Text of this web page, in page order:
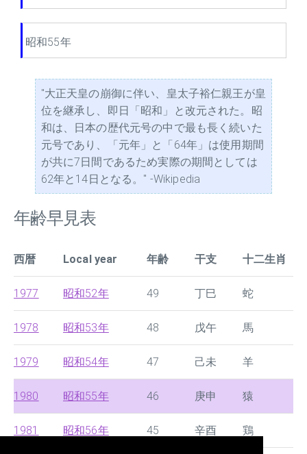
昭和55年
"大正天皇の崩御に伴い、皇太子裕仁親王が皇
位を継承し、即日「昭和」と改元された。昭
和は、日本の歴代元号の中で最も長く続いた
元号であり、「元年」と「64年」は使用期間
が共に7日間であるため実際の期間としては
62年と14日となる。" -Wikipedia
年齢早見表
西暦 Local year 年齢 干支 十二生肖
1977 昭和52年 49 丁巳 蛇
1978 昭和53年 48 戊午 馬
1979 昭和54年 47 己未 羊
1980 昭和55年 46 庚申 猿
1981 昭和56年 45 辛酉 鶏